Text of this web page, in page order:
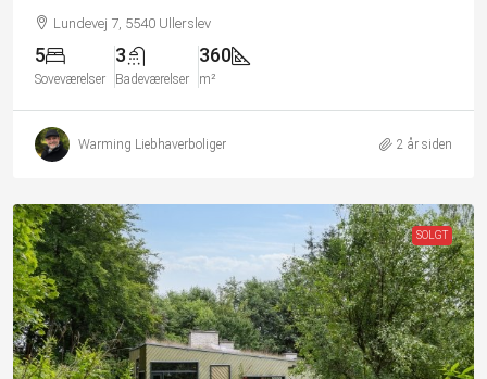
Lundevej 7, 5540 Ullerslev
5
Soveværelser
3
Badeværelser
360
m²
Warming Liebhaverboliger 2 år siden
SOLGT